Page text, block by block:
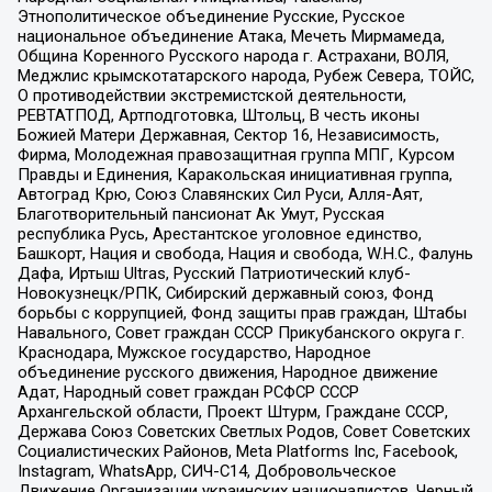
Этнополитическое объединение Русские, Русское
национальное объединение Атака, Мечеть Мирмамеда,
Община Коренного Русского народа г. Астрахани, ВОЛЯ,
Меджлис крымскотатарского народа, Рубеж Севера, ТОЙС,
О противодействии экстремистской деятельности,
РЕВТАТПОД, Артподготовка, Штольц, В честь иконы
Божией Матери Державная, Сектор 16, Независимость,
Фирма, Молодежная правозащитная группа МПГ, Курсом
Правды и Единения, Каракольская инициативная группа,
Автоград Крю, Союз Славянских Сил Руси, Алля-Аят,
Благотворительный пансионат Ак Умут, Русская
республика Русь, Арестантское уголовное единство,
Башкорт, Нация и свобода, Нация и свобода, W.H.С., Фалунь
Дафа, Иртыш Ultras, Русский Патриотический клуб-
Новокузнецк/РПК, Сибирский державный союз, Фонд
борьбы с коррупцией, Фонд защиты прав граждан, Штабы
Навального, Совет граждан СССР Прикубанского округа г.
Краснодара, Мужское государство, Народное
объединение русского движения, Народное движение
Адат, Народный совет граждан РСФСР СССР
Архангельской области, Проект Штурм, Граждане СССР,
Держава Союз Советских Светлых Родов, Совет Советских
Социалистических Районов, Meta Platforms Inc, Facebook,
Instagram, WhatsApp, СИЧ-С14, Добровольческое